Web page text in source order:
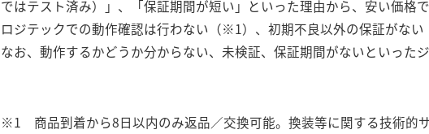
ではテスト済み）」、「保証期間が短い」といった理由から、安い価格
ロジテックでの動作確認は行わない（※1）、初期不良以外の保証がな
なお、動作するかどうか分からない、未検証、保証期間がないといった
※1 商品到着から8日以内のみ返品／交換可能。換装等に関する技術的